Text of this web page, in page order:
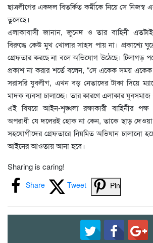
ছাত্রলীগের একদল বিতর্কিত কর্মীকে নিয়ে সে নিজস্ব
তুলেছে।
এলাকাবাসী জানান, জুনেদ ও তার বাহিনী
বিরুদ্ধে কেউ মুখ খোলার সাহস পায় না। প্রকাশ্যে
গ্রেফতার করছে না বলে অভিযোগ উঠেছে। টিলাগড়
প্রকাশ না করার শর্তে বলেন, “সে একেক সময়
সরাসরি যুবলীগ, এখন বড় নেতাদের টাকা দিয়ে
মাদক ব্যবসা চালাচ্ছে। তার কারণে এলাকার যুবসমাজ
এই বিষয়ে আইন-শৃঙ্খলা রক্ষাকারী বাহিনীর
অপরাধী যে দলেরই হোক না কেন, তাকে ছাড়
সহযোগীদের গ্রেফতারে নিয়মিত অভিযান চালানো
আইনের আওতায় আনা হবে।
Sharing is caring!
Share Tweet Pin